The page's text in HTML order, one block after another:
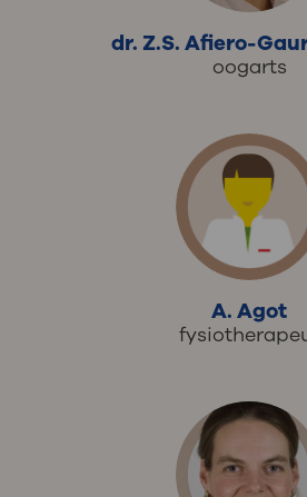
dr. Z.S. Afiero-
oogarts
A. Agot